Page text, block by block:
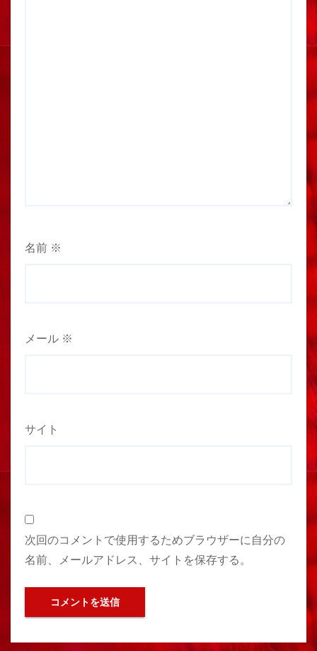
名前 ※
メール ※
サイト
次回のコメントで使用するためブラウザーに自分の
名前、メールアドレス、サイトを保存する。